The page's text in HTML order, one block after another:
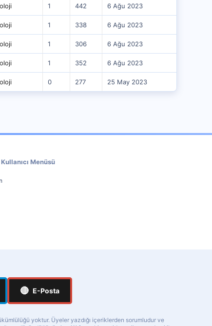
1 442 6 Ağu 2023
1 338 6 Ağu 2023
1 306 6 Ağu 2023
1 352 6 Ağu 2023
0 277 25 May 2023
Kullanıcı Menüsü
🔴 E-Posta
yoktur. Üyeler yazdığı içeriklerden sorumludur ve